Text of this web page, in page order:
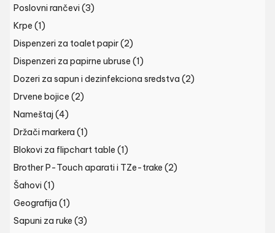
Poslovni rančevi (3)
Krpe (1)
Dispenzeri za toalet papir(2)
Dispenzeri za papirne ubruse (1)
Dozeri za sapun i dezinfekciona sredstva (2)
Drvene bojice (2)
Nameštaj (4)
Držači markera (1)
Blokovi za flipchart table (1)
Brother P-Touch aparati i TZe-trake (2)
Šahovi (1)
Geografija (1)
Sapuni za ruke (3)